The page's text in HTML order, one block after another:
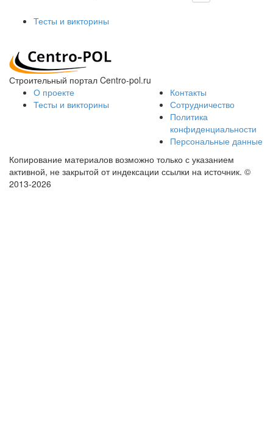
Тесты и викторины
Строительный портал Centro-pol.ru
О проекте
Тесты и викторины
Контакты
Сотрудничество
Политика
конфиденциальности
Персональные данные
Копирование материалов возможно только с указанием
активной, не закрытой от индексации ссылки на источник. ©
2013-2026